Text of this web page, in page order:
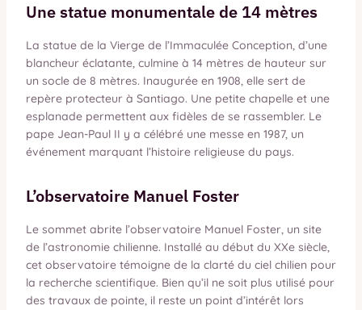
Une statue monumentale de 14 mètres
La statue de la Vierge de l’Immaculée Conception, d’une
blancheur éclatante, culmine à 14 mètres de hauteur sur
un socle de 8 mètres. Inaugurée en 1908, elle sert de
repère protecteur à Santiago. Une petite chapelle et une
esplanade permettent aux fidèles de se rassembler. Le
pape Jean-Paul II y a célébré une messe en 1987, un
événement marquant l’histoire religieuse du pays.
L’observatoire Manuel Foster
Le sommet abrite l’observatoire Manuel Foster, un site
de l’astronomie chilienne. Installé au début du XXe siècle,
cet observatoire témoigne de la clarté du ciel chilien pour
la recherche scientifique. Bien qu’il ne soit plus utilisé pour
des travaux de pointe, il reste un point d’intérêt lors